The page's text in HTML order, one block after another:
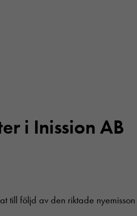
i Inission AB
till följd av den riktade nyemisson